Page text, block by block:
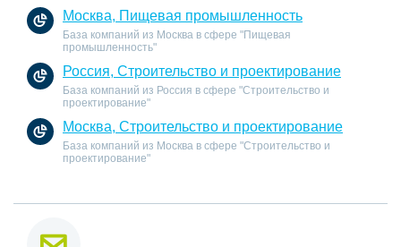
Москва, Пищевая промышленность
База компаний из Москва в сфере "Пищевая
промышленность"
Россия, Строительство и проектирование
База компаний из Россия в сфере "Строительство и
проектирование"
Москва, Строительство и проектирование
База компаний из Москва в сфере "Строительство и
проектирование"